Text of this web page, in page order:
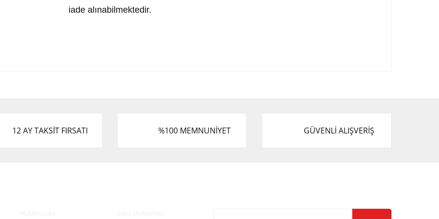
iade alınabilmektedir.
12 AY TAKSİT FIRSATI %100 MEMNUNİYET GÜVENLİ ALIŞVERİŞ